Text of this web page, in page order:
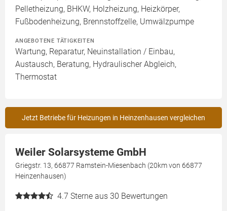
Pelletheizung, BHKW, Holzheizung, Heizkörper,
Fußbodenheizung, Brennstoffzelle, Umwälzpumpe
ANGEBOTENE TÄTIGKEITEN
Wartung, Reparatur, Neuinstallation / Einbau,
Austausch, Beratung, Hydraulischer Abgleich,
Thermostat
Jetzt Betriebe für Heizungen in Heinzenhausen vergleichen
Weiler Solarsysteme GmbH
Griegstr. 13, 66877 Ramstein-Miesenbach (20km von 66877
Heinzenhausen)
4.7 Sterne aus 30 Bewertungen